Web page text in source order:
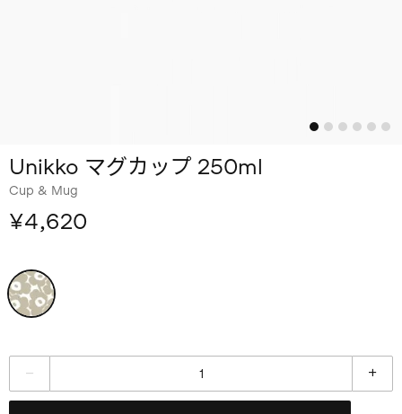
Unikko マグカップ 250ml
Cup & Mug
¥4,620